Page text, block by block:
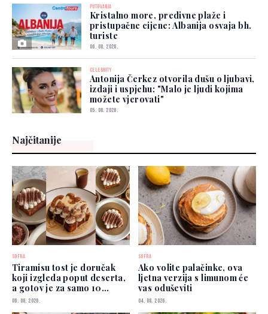
PUTOVANJA
Kristalno more, predivne plaže i
pristupačne cijene: Albanija osvaja bh.
turiste
06. 08. 2026.
CELEBRITY
Antonija Čerkez otvorila dušu o ljubavi,
izdaji i uspjehu: "Malo je ljudi kojima
možete vjerovati"
05. 08. 2026.
Najčitanije
SOFRA
Tiramisu tost je doručak
koji izgleda poput deserta,
a gotov je za samo 10
minuta
06. 08. 2026.
SOFRA
Ako volite palačinke, ova
ljetna verzija s limunom će
vas oduševiti
04. 08. 2026.